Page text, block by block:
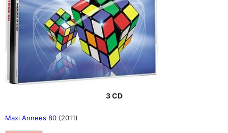
3 CD
Maxi Annees 80 (2011)